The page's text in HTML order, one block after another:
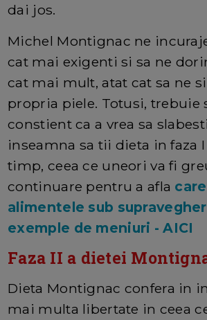
dai jos.
Michel Montignac ne
cat mai exigenti si sa ne
cat mai mult, atat cat sa ne
propria piele. Totusi, trebuie
constient ca a vrea sa
inseamna sa tii dieta in faza
timp, ceea ce uneori va fi
continuare pentru a afla
alimentele sub
exemple de meniuri - AICI
Faza II a dietei
Dieta Montignac confera in
mai multa libertate in ceea